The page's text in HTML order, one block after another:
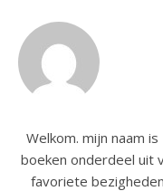
Welkom. mijn naam
boeken onderdeel uit
favoriete